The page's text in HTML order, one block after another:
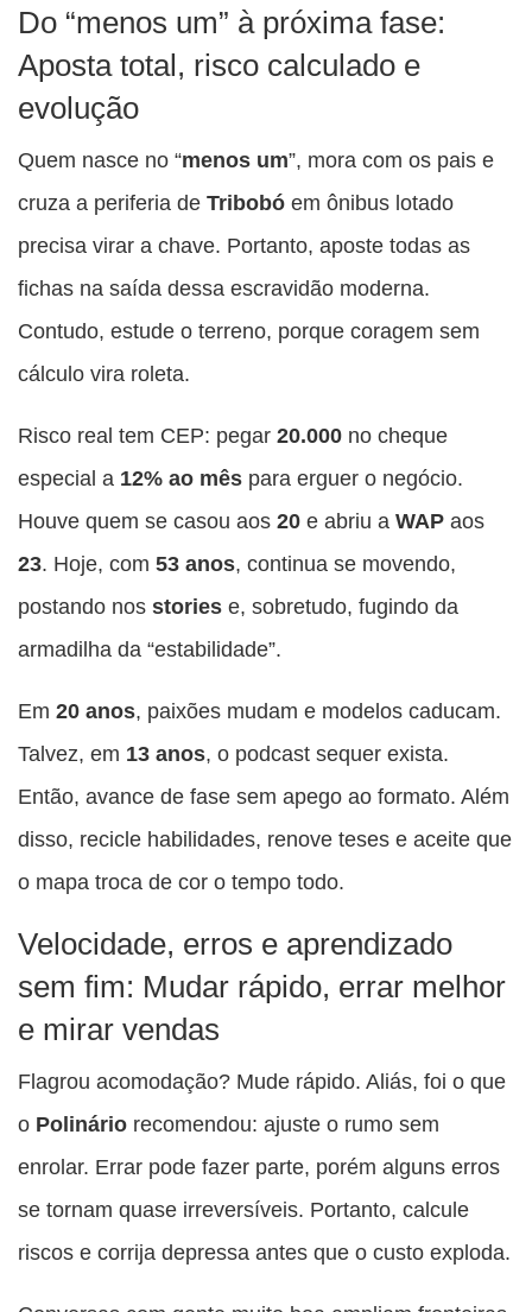
Do “menos um” à próxima fase:
Aposta total, risco calculado e
evolução
Quem nasce no “menos um”, mora com os pais e
cruza a periferia de Tribobó em ônibus lotado
precisa virar a chave. Portanto, aposte todas as
fichas na saída dessa escravidão moderna.
Contudo, estude o terreno, porque coragem sem
cálculo vira roleta.
Risco real tem CEP: pegar 20.000 no cheque
especial a 12% ao mês para erguer o negócio.
Houve quem se casou aos 20 e abriu a WAP aos
23. Hoje, com 53 anos, continua se movendo,
postando nos stories e, sobretudo, fugindo da
armadilha da “estabilidade”.
Em 20 anos, paixões mudam e modelos caducam.
Talvez, em 13 anos, o podcast sequer exista.
Então, avance de fase sem apego ao formato. Além
disso, recicle habilidades, renove teses e aceite que
o mapa troca de cor o tempo todo.
Velocidade, erros e aprendizado
sem fim: Mudar rápido, errar melhor
e mirar vendas
Flagrou acomodação? Mude rápido. Aliás, foi o que
o Polinário recomendou: ajuste o rumo sem
enrolar. Errar pode fazer parte, porém alguns erros
se tornam quase irreversíveis. Portanto, calcule
riscos e corrija depressa antes que o custo exploda.